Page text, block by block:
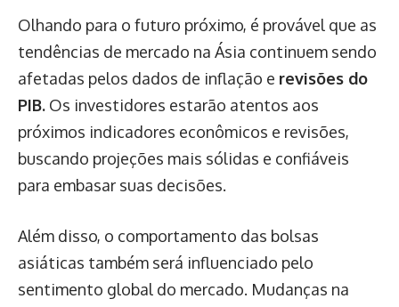
Olhando para o futuro próximo, é provável que as
tendências de mercado na Ásia continuem sendo
afetadas pelos dados de inflação e revisões do
PIB. Os investidores estarão atentos aos
próximos indicadores econômicos e revisões,
buscando projeções mais sólidas e confiáveis
para embasar suas decisões.
Além disso, o comportamento das bolsas
asiáticas também será influenciado pelo
sentimento global do mercado. Mudanças na